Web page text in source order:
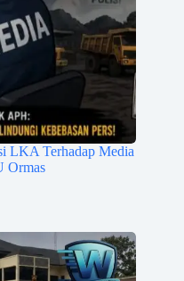
LKA Terhadap Media
Ormas